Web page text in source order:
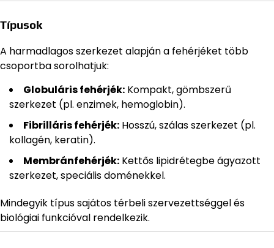
Típusok
A harmadlagos szerkezet alapján a fehérjéket több
csoportba sorolhatjuk:
Globuláris fehérjék: Kompakt, gömbszerű
szerkezet (pl. enzimek, hemoglobin).
Fibrilláris fehérjék: Hosszú, szálas szerkezet (pl.
kollagén, keratin).
Membránfehérjék: Kettős lipidrétegbe ágyazott
szerkezet, speciális doménekkel.
Mindegyik típus sajátos térbeli szervezettséggel és
biológiai funkcióval rendelkezik.